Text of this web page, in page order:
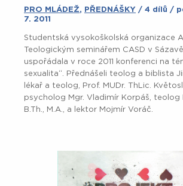
PRO MLÁDEŽ, PŘEDNÁŠKY / 4 dílů /
7. 2011
Studentská vysokoškolská organizace
Teologickým seminářem CASD v
uspořádala v roce 2011 konferenci na
sexualita“. Přednášeli teolog a biblista
lékař a teolog, Prof. MUDr. ThLic.
psycholog Mgr. Vladimír Korpáš, teolog
B.Th., M.A., a lektor Mojmír Voráč.